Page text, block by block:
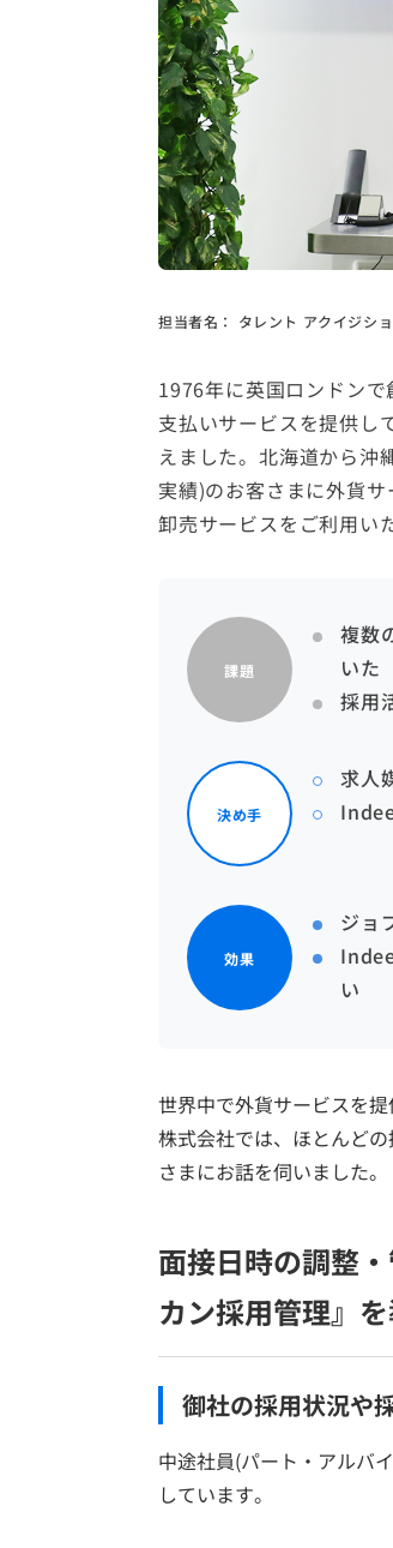
担当者名： タレント アクイジシ
1976年に英国ロンドン
支払いサービスを提供
えました。北海道から
実績)のお客さまに外貨
卸売サービスをご利用い
課題
複数
いた
採用
決め手
求人
効果
ジョ
い
世界中で外貨サービスを
株式会社では、ほとんど
さまにお話を伺いました。
面接日時の調整
カン採用管理』
御社の採用状況や
中途社員(パート・アルバ
しています。